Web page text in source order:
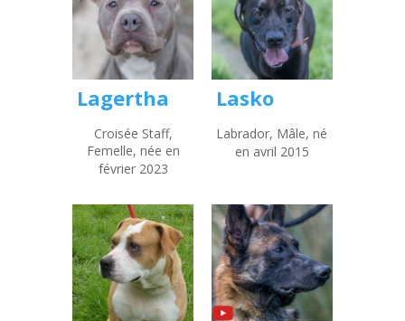
Lagertha
Croisée Staff,
Femelle, née en
février 2023
Lasko
Labrador, Mâle, né
en avril 2015